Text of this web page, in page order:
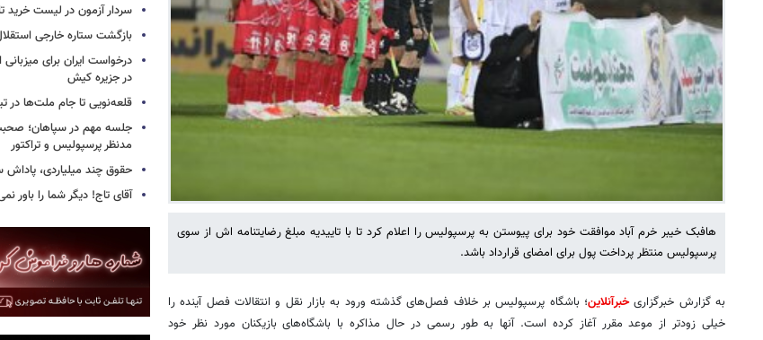
هافبک خیبر خرم آباد موافقت خود برای پیوستن به پرسپولیس را اعلام کرد تا با تاییدیه مبلغ رضایتنامه اش از سوی
پرسپولیس منتظر پرداخت پول برای امضای قرارداد باشد.
به گزارش خبرگزاریخبرآنلاین؛ باشگاه پرسپولیس بر خلاف فصل‌های گذشته ورود به بازار نقل و انتقالات فصل آینده را
خیلی زودتر از موعد مقرر آغاز کرده است. آنها به طور رسمی در حال مذاکره با باشگاه‌های بازیکنان مورد نظر خود
سردار آزمون در لیست خرید
بازگشت ستاره خارجی
درخواست ایران برای
در جزیره کیش
قلعه‌نویی تا جام ملت‌ها در
جلسه مهم در سپاهان؛
مدنظر پرسپولیس و تراکتور
حقوق چند میلیاردی،
آقای تاج! دیگر شما را باور